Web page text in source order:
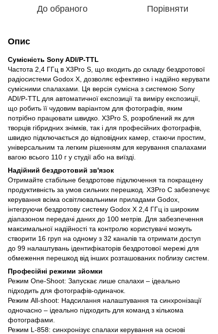
До обраного Порівняти
Опис
Сумісність Sony ADI/P-TTL
Частота 2,4 ГГц в X3Pro S, що входить до складу бездротової
радіосистеми Godox X, дозволяє ефективно і надійно керувати
сумісними спалахами. Ця версія сумісна з системою Sony
ADI/P-TTL для автоматичної експозиції та виміру експозиції,
що робить її чудовим варіантом для фотографів, яким
потрібно працювати швидко. X3Pro S, розроблений як для
творців гібридних знімків, так і для професійних фотографів,
швидко підключається до відповідних камер, стаючи простим,
універсальним та легким рішенням для керування спалахами
вагою всього 110 г у студії або на виїзді.
Надійний бездротовий зв'язок
Отримайте стабільне бездротове підключення та покращену
продуктивність за умов сильних перешкод. X3Pro C забезпечує
керування всіма освітлювальними приладами Godox,
інтегруючи бездротову систему Godox X 2,4 ГГц із широким
діапазоном передачі даних до 100 метрів. Для забезпечення
максимальної надійності та контролю користувачі можуть
створити 16 груп на одному з 32 каналів та отримати доступ
до 99 налаштувань ідентифікаторів бездротової мережі для
обмеження перешкод від інших розташованих поблизу систем.
Професійні режими зйомки
Режим One-Shoot: Запускає лише спалахи – ідеально
підходить для фотографів-одиначок.
Режим All-shoot: Надсилання налаштування та синхронізації
одночасно – ідеально підходить для команд з кількома
фотографами.
Режим L-858: синхронізує спалахи керування на основі